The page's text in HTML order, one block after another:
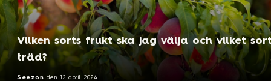
Vilken sorts frukt ska jag välja och vilket
träd?
Seezon den 12 april 2024